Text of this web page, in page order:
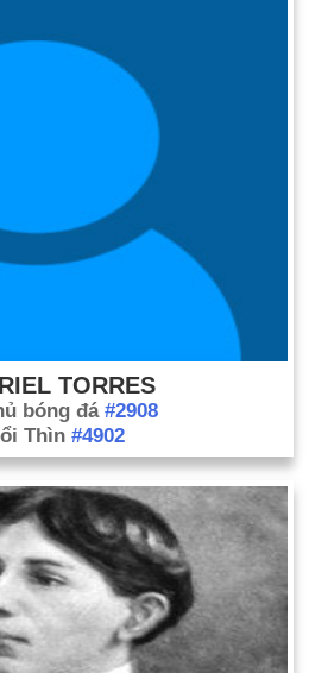
TORRES
bóng đá #2908
Thìn #4902